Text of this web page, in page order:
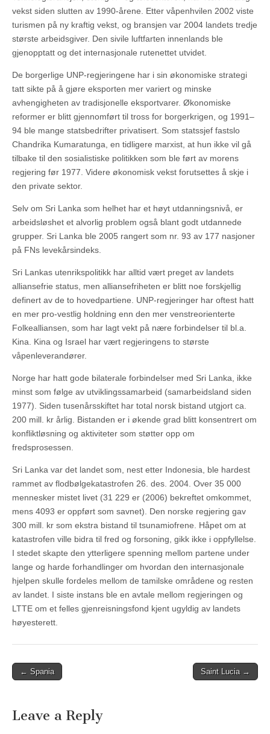
vekst siden slutten av 1990-årene. Etter våpenhvilen 2002 viste
turismen på ny kraftig vekst, og bransjen var 2004 landets tredje
største arbeidsgiver. Den sivile luftfarten innenlands ble
gjenopptatt og det internasjonale rutenettet utvidet.
De borgerlige UNP-regjeringene har i sin økonomiske strategi
tatt sikte på å gjøre eksporten mer variert og minske
avhengigheten av tradisjonelle eksportvarer. Økonomiske
reformer er blitt gjennomført til tross for borgerkrigen, og 1991–
94 ble mange statsbedrifter privatisert. Som statssjef fastslo
Chandrika Kumaratunga, en tidligere marxist, at hun ikke vil gå
tilbake til den sosialistiske politikken som ble ført av morens
regjering før 1977. Videre økonomisk vekst forutsettes å skje i
den private sektor.
Selv om Sri Lanka som helhet har et høyt utdanningsnivå, er
arbeidsløshet et alvorlig problem også blant godt utdannede
grupper. Sri Lanka ble 2005 rangert som nr. 93 av 177 nasjoner
på FNs levekårsindeks.
Sri Lankas utenrikspolitikk har alltid vært preget av landets
alliansefrie status, men alliansefriheten er blitt noe forskjellig
definert av de to hovedpartiene. UNP-regjeringer har oftest hatt
en mer pro-vestlig holdning enn den mer venstreorienterte
Folkealliansen, som har lagt vekt på nære forbindelser til bl.a.
Kina. Kina og Israel har vært regjeringens to største
våpenleverandører.
Norge har hatt gode bilaterale forbindelser med Sri Lanka, ikke
minst som følge av utviklingssamarbeid (samarbeidsland siden
1977). Siden tusenårsskiftet har total norsk bistand utgjort ca.
200 mill. kr årlig. Bistanden er i økende grad blitt konsentrert om
konfliktløsning og aktiviteter som støtter opp om
fredsprosessen.
Sri Lanka var det landet som, nest etter Indonesia, ble hardest
rammet av flodbølgekatastrofen 26. des. 2004. Over 35 000
mennesker mistet livet (31 229 er (2006) bekreftet omkommet,
mens 4093 er oppført som savnet). Den norske regjering gav
300 mill. kr som ekstra bistand til tsunamiofrene. Håpet om at
katastrofen ville bidra til fred og forsoning, gikk ikke i oppfyllelse.
I stedet skapte den ytterligere spenning mellom partene under
lange og harde forhandlinger om hvordan den internasjonale
hjelpen skulle fordeles mellom de tamilske områdene og resten
av landet. I siste instans ble en avtale mellom regjeringen og
LTTE om et felles gjenreisningsfond kjent ugyldig av landets
høyesterett.
Post
← Spania Saint Lucia →
Leave a Reply